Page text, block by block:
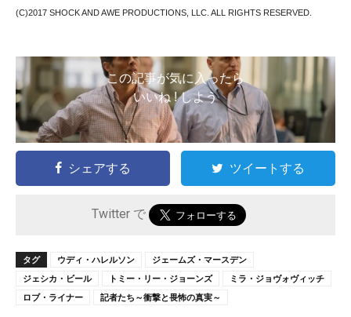
(C)2017 SHOCK AND AWE PRODUCTIONS, LLC. ALL RIGHTS RESERVED.
この記事が気に入ったら
いいね ! しよう
シェアする ツイートする
Twitter で
タグ ウディ・ハレルソン
ジェームズ・マースデン
ジェシカ・ビール
トミー・リー・ジョーンズ
ミラ・ジョヴォヴィッチ
ロブ・ライナー
記者たち～衝撃と畏怖の真実～